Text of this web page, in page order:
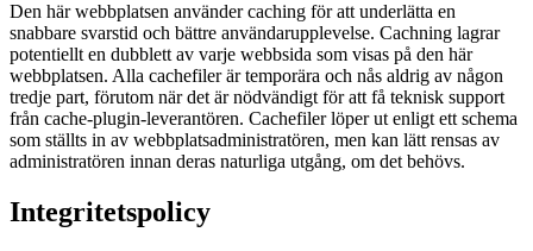
Den här webbplatsen använder caching för att underlätta en
snabbare svarstid och bättre användarupplevelse. Cachning lagrar
potentiellt en dubblett av varje webbsida som visas på den här
webbplatsen. Alla cachefiler är temporära och nås aldrig av någon
tredje part, förutom när det är nödvändigt för att få teknisk support
från cache-plugin-leverantören. Cachefiler löper ut enligt ett schema
som ställts in av webbplatsadministratören, men kan lätt rensas av
administratören innan deras naturliga utgång, om det behövs.
Integritetspolicy